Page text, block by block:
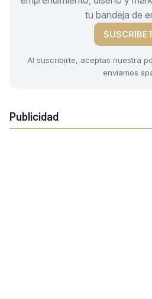
tu bandeja de
Al suscribirte, aceptas nuestra
enviamos
Publicidad